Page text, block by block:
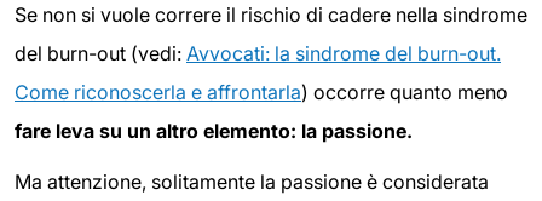
Se non si vuole correre il rischio di cadere nella sindrome
del burn-out (vedi: Avvocati: la sindrome del burn-out.
Come riconoscerla e affrontarla) occorre quanto meno
fare leva su un altro elemento: la passione.
Ma attenzione, solitamente la passione è considerata